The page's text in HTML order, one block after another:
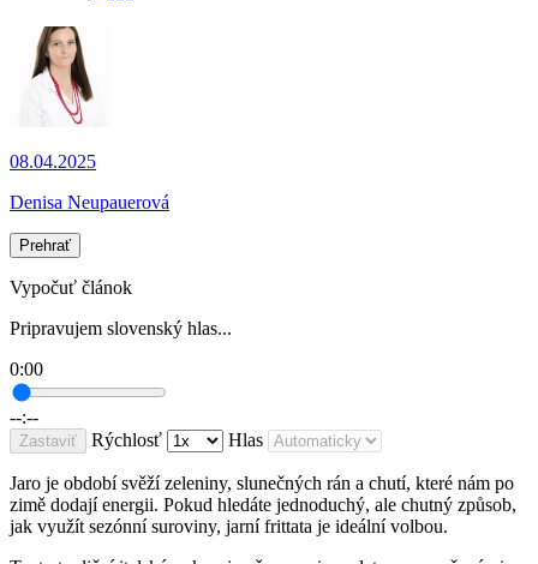
08.04.2025
Denisa Neupauerová
Prehrať
Vypočuť článok
Pripravujem slovenský hlas...
0:00
--:--
Zastaviť Rýchlosť Hlas
Jaro je období svěží zeleniny, slunečných rán a chutí, které nám po
zimě dodají energii. Pokud hledáte jednoduchý, ale chutný způsob,
jak využít sezónní suroviny, jarní frittata je ideální volbou.